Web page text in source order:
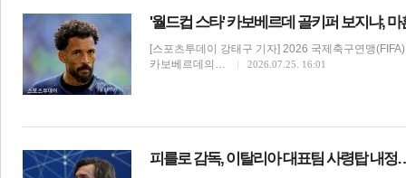
'월드컵 스타' 카보베르데 골키퍼 보지냐,
[스포츠투데이 강태구 기자] 2026 국제축구연맹
카보베르데의…
2026.07.25. 16:01
피를로 감독, 이탈리아 대표팀 사령탑 내